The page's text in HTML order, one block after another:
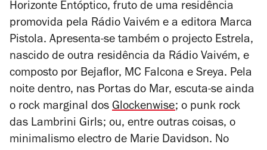
Horizonte Entóptico, fruto de uma residência
promovida pela Rádio Vaivém e a editora Marca
Pistola. Apresenta-se também o projecto Estrela,
nascido de outra residência da Rádio Vaivém, e
composto por Bejaflor, MC Falcona e Sreya. Pela
noite dentro, nas Portas do Mar, escuta-se ainda
o rock marginal dos Glockenwise; o punk rock
das Lambrini Girls; ou, entre outras coisas, o
minimalismo electro de Marie Davidson. No